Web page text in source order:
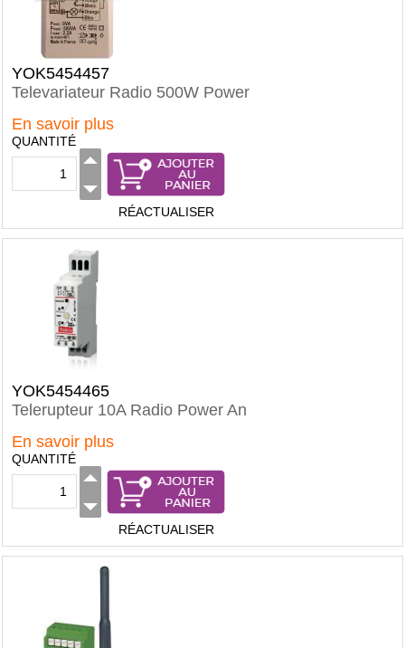
YOK5454457
Televariateur Radio 500W Power
En savoir plus
QUANTITÉ
RÉACTUALISER
YOK5454465
Telerupteur 10A Radio Power An
En savoir plus
QUANTITÉ
RÉACTUALISER